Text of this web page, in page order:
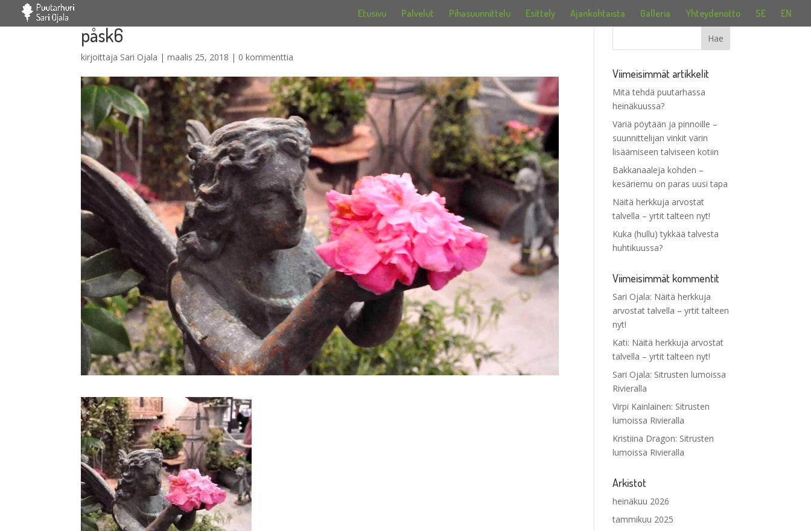
Etusivu Palvelut Pihasuunnittelu Esittely Ajankohtaista Galleria Yhteydenotto SE EN
påsk6
kirjoittaja Sari Ojala |maalis 25, 2018 | 0 kommenttia
Viimeisimmät artikkelit
Mitä tehdä puutarhassa
heinäkuussa?
Väriä pöytään ja pinnoille –
suunnittelijan vinkit värin
lisäämiseen talviseen kotiin
Bakkanaaleja kohden –
kesäriemu on paras uusi tapa
Näitä herkkuja arvostat
talvella – yrtit talteen nyt!
Kuka (hullu) tykkää talvesta
huhtikuussa?
Viimeisimmät kommentit
Sari Ojala: Näitä herkkuja
arvostat talvella – yrtit talteen
nyt!
Kati: Näitä herkkuja arvostat
talvella – yrtit talteen nyt!
Sari Ojala: Sitrusten lumoissa
Rivieralla
Virpi Kainlainen: Sitrusten
lumoissa Rivieralla
Kristiina Dragon: Sitrusten
lumoissa Rivieralla
Arkistot
heinäkuu 2026
tammikuu 2025